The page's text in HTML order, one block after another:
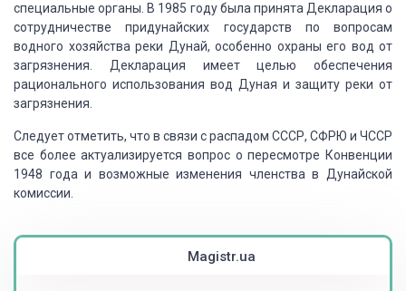
специальные органы. В 1985 году была принята Декларация о
сотрудничестве придунайских государств по вопросам
водного хозяйства реки Дунай, особенно охраны его вод от
загрязнения.
Декларация имеетцелью обеспечения
рационального использования вод Дуная и защиту реки от
загрязнения.
Следует отметить, что в связи с распадом СССР, СФРЮ и ЧССР
все более актуализируется вопрос о пересмотре Конвенции
1948 года и возможные изменения членства в Дунайской
комиссии.
Magistr.ua